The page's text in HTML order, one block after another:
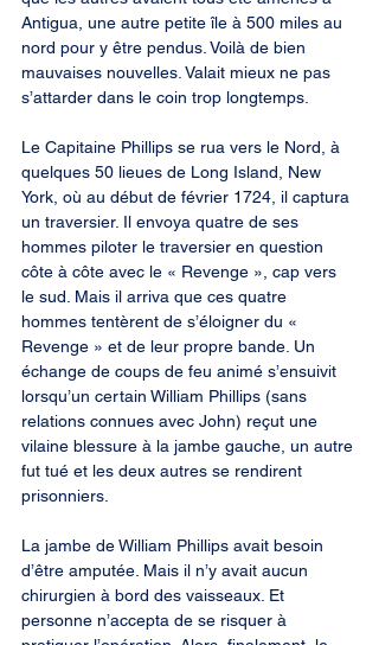
Antigua, une autre petite île à 500 miles au
nord pour y être pendus. Voilà de bien
mauvaises nouvelles. Valait mieux ne pas
s’attarder dans le coin trop longtemps.
Le Capitaine Phillips se rua vers le Nord, à
quelques 50 lieues de Long Island, New
York, où au début de février 1724, il captura
un traversier. Il envoya quatre de ses
hommes piloter le traversier en question
côte à côte avec le « Revenge », cap vers
le sud. Mais il arriva que ces quatre
hommes tentèrent de s’éloigner du «
Revenge » et de leur propre bande. Un
échange de coups de feu animé s’ensuivit
lorsqu’un certain William Phillips (sans
relations connues avec John) reçut une
vilaine blessure à la jambe gauche, un autre
fut tué et les deux autres se rendirent
prisonniers.
La jambe de William Phillips avait besoin
d’être amputée. Mais il n’y avait aucun
chirurgien à bord des vaisseaux. Et
personne n’accepta de se risquer à